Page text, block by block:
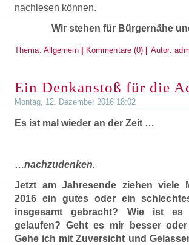
nachlesen können.
Wir stehen für Bürgernähe
Thema: Allgemein Kommentare (0) Autor:
Ein Denkanstoß für die
Montag, 12. Dezember 2016 18:02
Es ist mal wieder an der Zeit …
…nachzudenken.
Jetzt am Jahresende ziehen viele
2016 ein gutes oder ein
insgesamt gebracht? Wie ist
gelaufen? Geht es mir besser
Gehe ich mit Zuversicht und